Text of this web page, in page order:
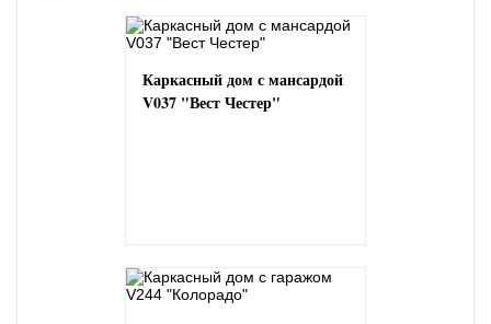
Каркасный дом с мансардой
V037 "Вест Честер"